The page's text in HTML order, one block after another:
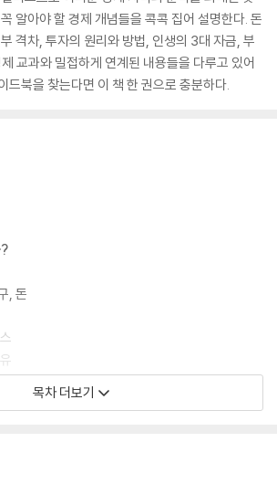
알아야 할 경제 개념들을 콕콕 집어 설명한다. 돈
격차, 투자의 원리와 방법, 인생의 3대 자금, 부
교과와 밀접하게 연계된 내용들을 다루고 있어
드북을 찾는다면 이 책 한 권으로 충분하다.
, 돈
목차 더보기